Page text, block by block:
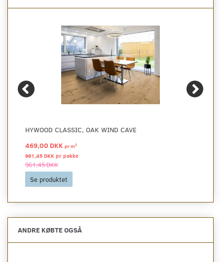
HYWOOD CLASSIC, OAK WIND CAVE
469,00 DKK prm2
961,45 DKK pr pakke
961,45 DKK
Se produktet
ANDRE KØBTE OGSÅ